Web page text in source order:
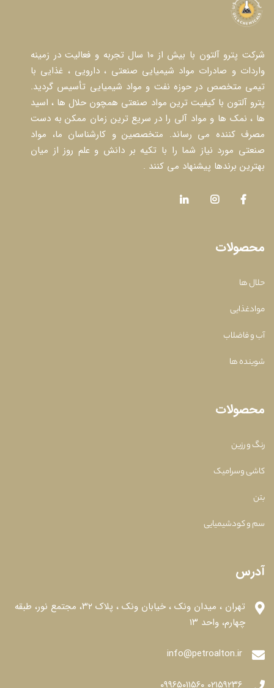
شرکت پترو آلتون با بیش از ۱۰ سال تجربه و فعالیت در زمینه
واردات و صادرات مواد شیمیایی صنعتی ، دارویی ، غذایی با
تیمی متخصص در حوزه نفت و مواد شیمیایی تأسیس گردید.
پترو آلتون با کیفیت ترین مواد صنعتی همچون حلال ها ، اسید
ها ، نمک ها و مواد آلی را در سریع ترین زمان ممکن به دست
مصرف کننده می رساند. متخصصین و کارشناسان ما، مواد
صنعتی مورد نیاز شما را با تکیه بر دانش و علم روز از میان
بهترین برندها پیشنهاد می کنند .
محصولات
حلال ها
موادغذایی
آب و فاضلاب
شوینده ها
محصولات
رنگ و رزین
کاشی وسرامیک
بتن
سم و کودشیمیایی
آدرس
تهران ، میدان ونک ، خیابان ونک ، پلاک ۳۲، مجتمع نور، طبقه
چهارم، واحد ۱۳
info@petroalton.ir
۰۲۱۵۹۲۳۶ ۰۹۹۶۵۰۱۱۵۶۰